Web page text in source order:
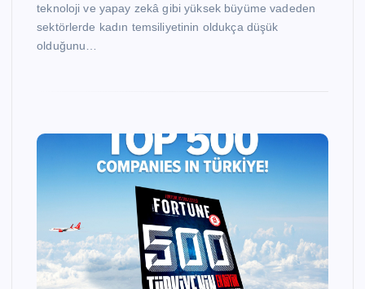
teknoloji ve yapay zekâ gibi yüksek büyüme vadeden
sektörlerde kadın temsiliyetinin oldukça düşük
olduğunu…